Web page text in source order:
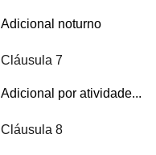
Adicional noturno
Cláusula 7
Adicional por atividade...
Cláusula 8